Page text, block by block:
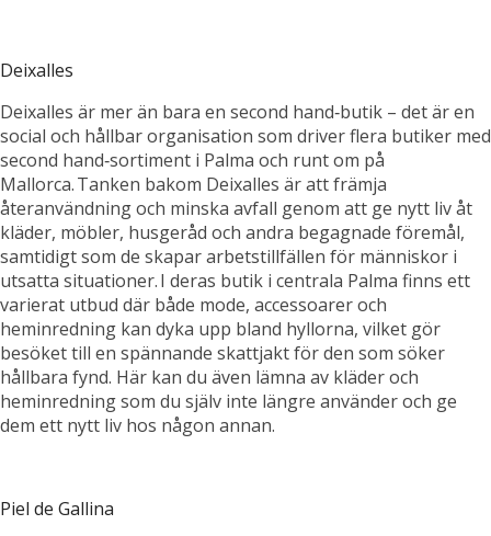
Deixalles
Deixalles är mer än bara en second hand‑butik – det är en
social och hållbar organisation som driver flera butiker med
second hand‑sortiment i Palma och runt om på
Mallorca. Tanken bakom Deixalles är att främja
återanvändning och minska avfall genom att ge nytt liv åt
kläder, möbler, husgeråd och andra begagnade föremål,
samtidigt som de skapar arbetstillfällen för människor i
utsatta situationer. I deras butik i centrala Palma finns ett
varierat utbud där både mode, accessoarer och
heminredning kan dyka upp bland hyllorna, vilket gör
besöket till en spännande skattjakt för den som söker
hållbara fynd. Här kan du även lämna av kläder och
heminredning som du själv inte längre använder och ge
dem ett nytt liv hos någon annan.
Piel de Gallina